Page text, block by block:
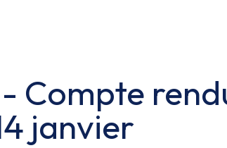
Compte
janvier